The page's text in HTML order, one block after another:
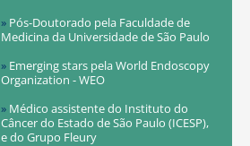
» Pós-Doutorado pela Faculdade de
Medicina da Universidade de São Paulo
» Emerging stars pela World Endoscopy
Organization - WEO
» Médico assistente do Instituto do
Câncer do Estado de São Paulo (ICESP),
e do Grupo Fleury